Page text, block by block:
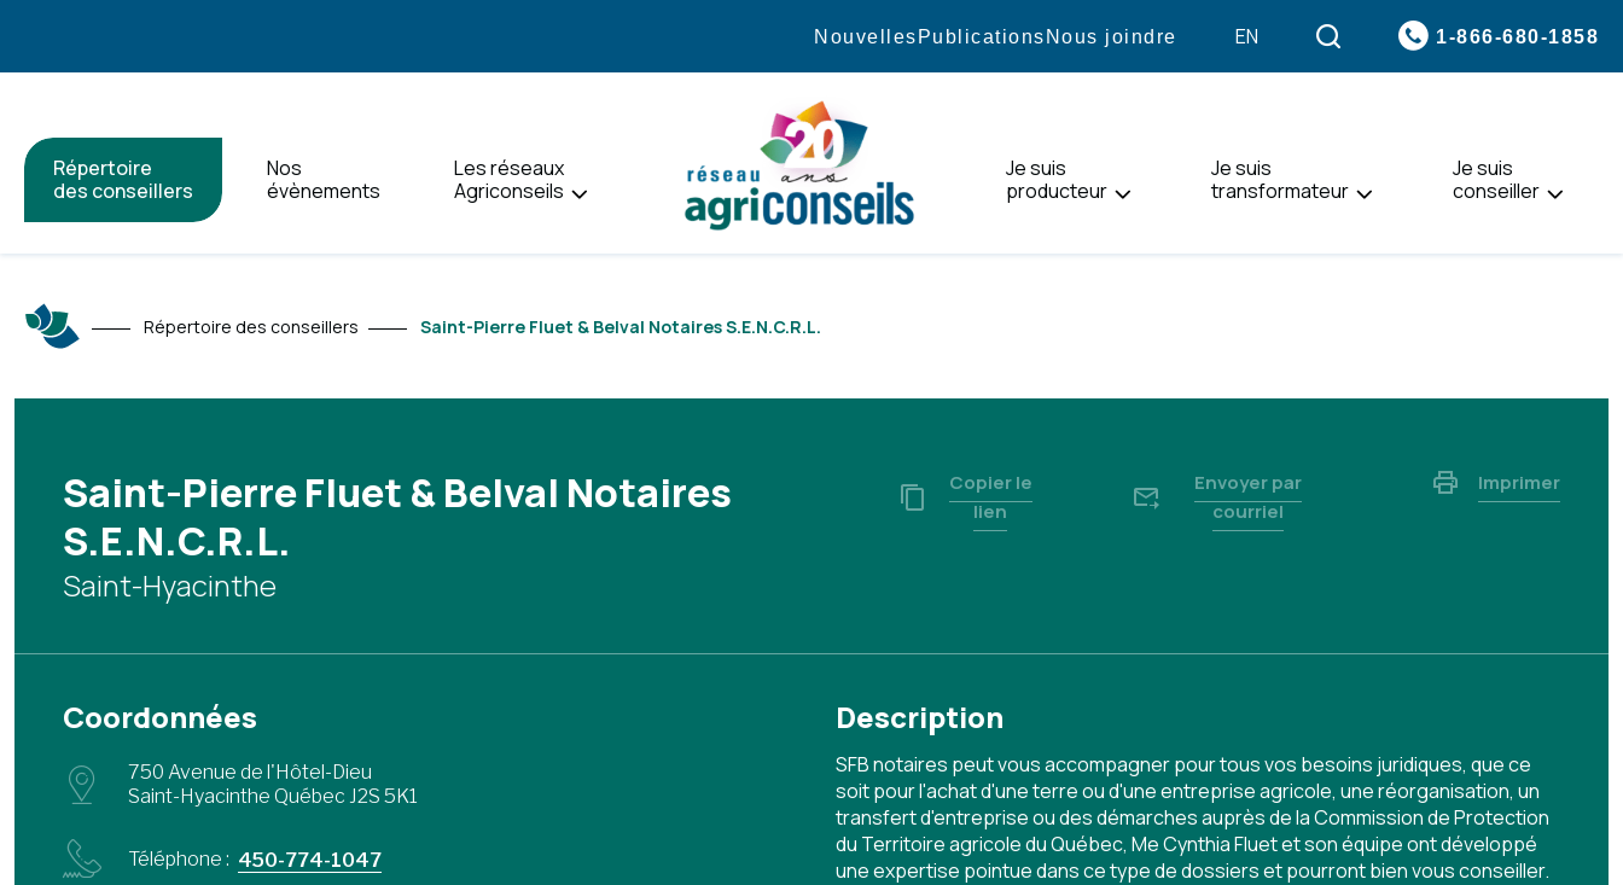
Répertoire
des conseillers
Nos
évènements
Les réseaux
Agriconseils
Je suis
producteur
Je suis
transformateur
Je suis
conseiller
Nouvelles Publications Nous joindre ENVISITER
ENGLISH.
1-866-680-1858
Répertoire des conseillers Saint-Pierre Fluet & Belval Notaires S.E.N.C.R.L.
Saint-Pierre Fluet & Belval Notaires
S.E.N.C.R.L.
Saint-Hyacinthe
Copier le
lien
Envoyer par
courriel
Imprimer
Coordonnées
750 Avenue de l'Hôtel-Dieu
Saint-Hyacinthe Québec J2S 5K1
Téléphone : 450-774-1047
Description
SFB notaires peut vous accompagner pour tous vos besoins juridiques, que ce
soit pour l'achat d'une terre ou d'une entreprise agricole, une réorganisation, un
transfert d'entreprise ou des démarches auprès de la Commission de Protection
du Territoire agricole du Québec, Me Cynthia Fluet et son équipe ont développé
une expertise pointue dans ce type de dossiers et pourront bien vous conseiller.